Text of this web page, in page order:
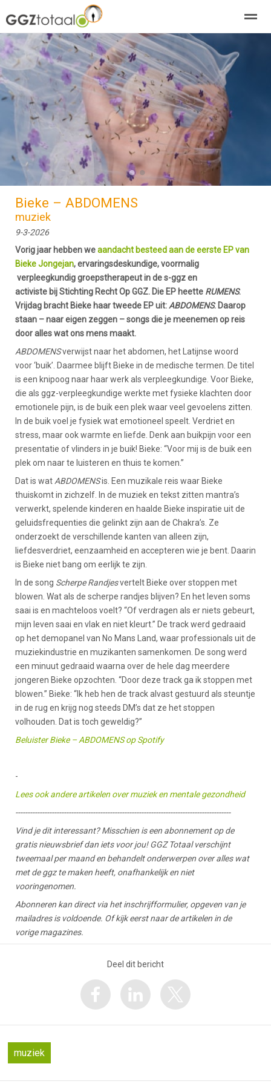
over GGZTotaal abonneren agenda adverteren
Home Zoeken Pagina's
● ●
Bieke – ABDOMENS
muziek
9-3-2026
Vorig jaar hebben weaandacht besteed aan de eerste EP van
Bieke Jongejan, ervaringsdeskundige, voormalig
verpleegkundig groepstherapeut in de s-ggz en
activiste bij Stichting Recht Op GGZ. Die EP heette RUMENS.
Vrijdag bracht Bieke haar tweede EP uit: ABDOMENS. Daarop
staan – naar eigen zeggen – songs die je meenemen op reis
door alles wat ons mens maakt.
ABDOMENSverwijst naar het abdomen, het Latijnse woord
voor ‘buik’. Daarmee blijft Bieke in de medische termen. De titel
is een knipoog naar haar werk als verpleegkundige. Voor Bieke,
die als ggz-verpleegkundige werkte met fysieke klachten door
emotionele pijn, is de buik een plek waar veel gevoelens zitten.
In de buik voel je fysiek wat emotioneel speelt. Verdriet en
stress, maar ook warmte en liefde. Denk aan buikpijn voor een
presentatie of vlinders in je buik! Bieke: “Voor mij is de buik een
plek om naar te luisteren en thuis te komen.”
Dat is wat ABDOMENSis. Een muzikale reis waar Bieke
thuiskomt in zichzelf. In de muziek en tekst zitten mantra’s
verwerkt, spelende kinderen en haalde Bieke inspiratie uit de
geluidsfrequenties die gelinkt zijn aan de Chakra’s. Ze
onderzoekt de verschillende kanten van alleen zijn,
liefdesverdriet, eenzaamheid en accepteren wie je bent. Daarin
is Bieke niet bang om eerlijk te zijn.
In de song Scherpe Randjesvertelt Bieke over stoppen met
blowen. Wat als de scherpe randjes blijven? En het leven soms
saai is en machteloos voelt? “Of verdragen als er niets gebeurt,
mijn leven saai en vlak en niet kleurt.” De track werd gedraaid
op het demopanel van No Mans Land, waar professionals uit de
muziekindustrie en muzikanten samenkomen. De song werd
een minuut gedraaid waarna over de hele dag meerdere
jongeren Bieke opzochten. “Door deze track ga ik stoppen met
blowen.” Bieke: “Ik heb hen de track alvast gestuurd als steuntje
in de rug en krijg nog steeds DM’s dat ze het stoppen
volhouden. Dat is toch geweldig?”
Beluister Bieke – ABDOMENS op Spotify
-
Lees ook andere artikelen over muziek en mentale gezondheid
-----------------------------------------------------------------------------------------
Vind je dit interessant? Misschien is een abonnement op de
gratis nieuwsbrief dan iets voor jou! GGZ Totaal verschijnt
tweemaal per maand en behandelt onderwerpen over alles wat
met de ggz te maken heeft, onafhankelijk en niet
vooringenomen.
Abonneren kan direct via het inschrijfformulier, opgeven van je
mailadres is voldoende. Of kijk eerst naar de artikelen in de
vorige magazines.
Deel dit bericht
muziek